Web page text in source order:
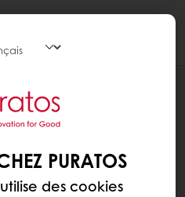
CERISE
PURATOS
des cookies